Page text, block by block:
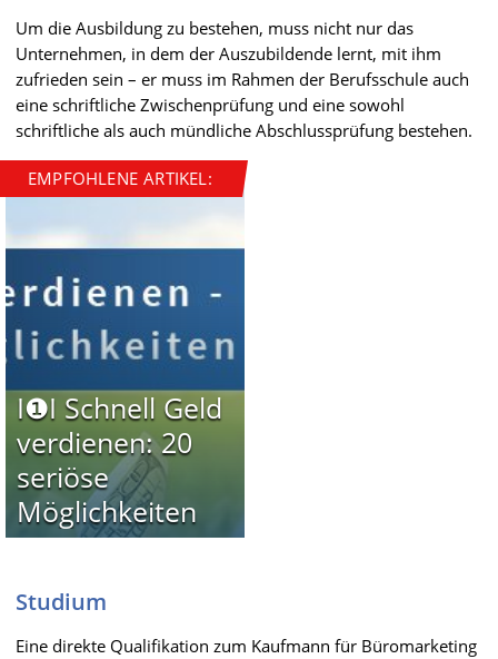
Um die Ausbildung zu bestehen, muss nicht nur das
Unternehmen, in dem der Auszubildende lernt, mit ihm
zufrieden sein – er muss im Rahmen der Berufsschule auch
eine schriftliche Zwischenprüfung und eine sowohl
schriftliche als auch mündliche Abschlussprüfung bestehen.
EMPFOHLENE ARTIKEL:
I❶I Schnell Geld
verdienen: 20
seriöse
Möglichkeiten
Studium
Eine direkte Qualifikation zum Kaufmann für Büromarketing